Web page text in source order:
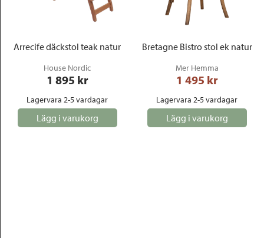
Arrecife däckstol teak natur
House Nordic
1 895 kr
Lagervara 2-5 vardagar
Lägg i varukorg
Bretagne Bistro stol ek natur
Mer Hemma
1 495 kr
Lagervara 2-5 vardagar
Lägg i varukorg